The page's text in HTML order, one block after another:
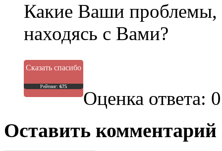
Какие Ваши проблемы,
находясь с Вами?
Сказать спасибо
Рейтинг: 675
Оценка ответа:
Оставить комментарий